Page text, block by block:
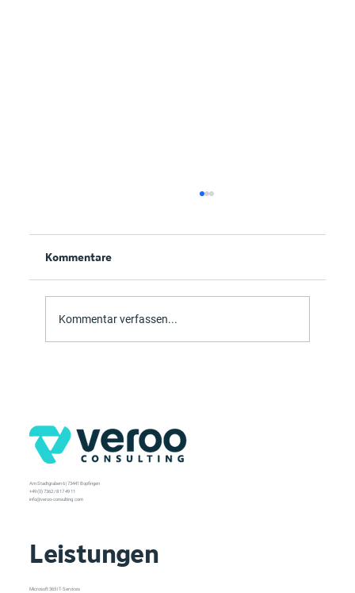
veroo365
Kommentare
Kommentar verfassen...
Leistungen
Microsoft 365 IT-Services
Am Stadtgraben 6 | 73441 Bopfingen
+49 (0) 7362 / 8 17 49 11
info@veroo-consulting.com